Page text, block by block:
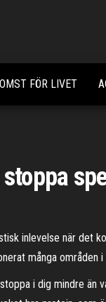
FÖR LIVET
inlevelse när
många
i dig mindre